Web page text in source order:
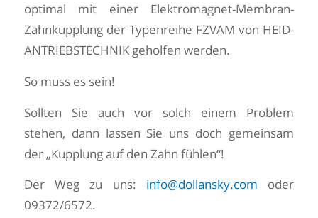
optimal mit einer Elektromagnet-Membran-
Zahnkupplung der Typenreihe FZVAM von HEID-
ANTRIEBSTECHNIK geholfen werden.
So muss es sein!
Sollten Sie auch vor solch einem Problem
stehen, dann lassen Sie uns doch gemeinsam
der „Kupplung auf den Zahn fühlen“!
Der Weg zu uns: info@dollansky.com oder
09372/6572.